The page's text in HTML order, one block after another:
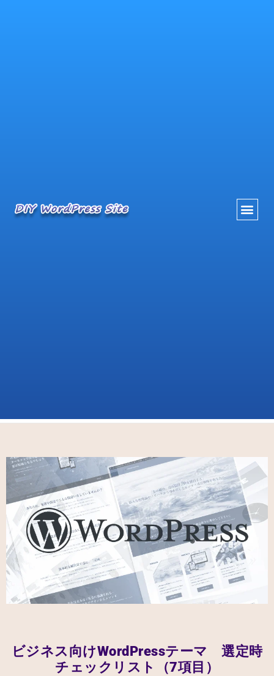
ビジネス向けWordPressテーマ 選定時
チェックリスト（7項目）